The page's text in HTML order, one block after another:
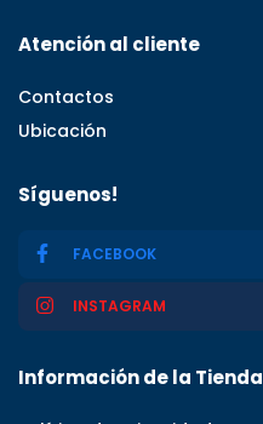
Atención al cliente
Contactos
Ubicación
Síguenos!
FACEBOOK
INSTAGRAM
Información de la Tienda